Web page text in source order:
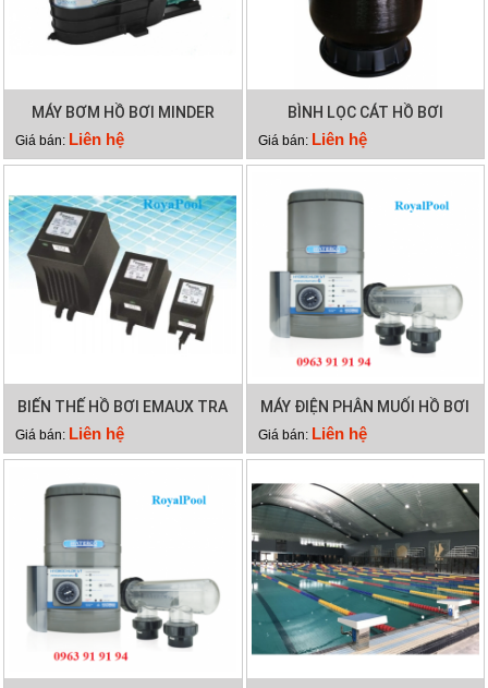
MÁY BƠM HỒ BƠI MINDER
MXB100
Giá bán: Liên hệ
BÌNH LỌC CÁT HỒ BƠI
MINDER M36
Giá bán: Liên hệ
BIẾN THẾ HỒ BƠI EMAUX TRA
300VA
Giá bán: Liên hệ
MÁY ĐIỆN PHÂN MUỐI HỒ BƠI
WATERCO HYDROCHLOR MK3
ST 2000
Giá bán: Liên hệ